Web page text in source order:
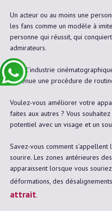
Un acteur ou au moins une
les fans comme un modèle à
personne qui réussit, qui
admirateurs.
Dans l’industrie
devenue une procédure de
Voulez-vous améliorer votre
faites aux autres ? Vous
potentiel avec un visage et un
Savez-vous comment
sourire. Les zones antérieures
apparaissent lorsque vous
déformations, des
attrait.